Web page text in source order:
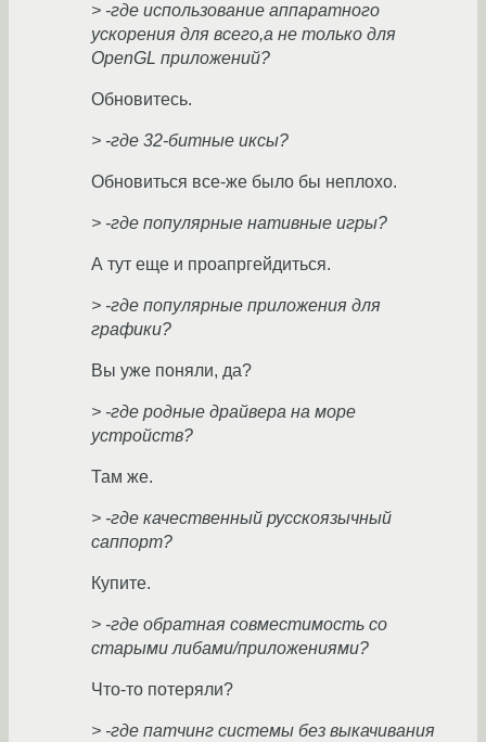
> -где использование аппаратного
ускорения для всего,а не только для
OpenGL приложений?
Обновитесь.
> -где 32-битные иксы?
Обновиться все-же было бы неплохо.
> -где популярные нативные игры?
А тут еще и проапргейдиться.
> -где популярные приложения для
графики?
Вы уже поняли, да?
> -где родные драйвера на море
устройств?
Там же.
> -где качественный русскоязычный
саппорт?
Купите.
> -где обратная совместимость со
старыми либами/приложениями?
Что-то потеряли?
> -где патчинг системы без выкачивания